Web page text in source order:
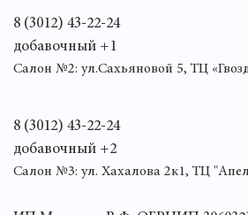
8 (3012) 43-22-24
добавочный +1
Салон №2: ул.Сахьяновой 5, ТЦ
8 (3012) 43-22-24
добавочный +2
Салон №3: ул. Хахалова 2к1, ТЦ